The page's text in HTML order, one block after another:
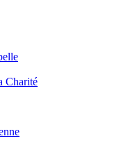
Charité